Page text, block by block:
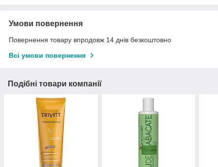
Умови повернення
Повернення товару впродовж 14 днів безкоштовно
Всі умови повернення
Подібні товари компанії